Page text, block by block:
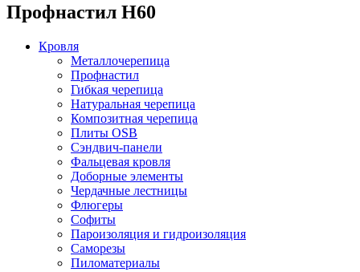
Профнастил Н60
Кровля
Металлочерепица
Профнастил
Гибкая черепица
Натуральная черепица
Композитная черепица
Плиты OSB
Сэндвич-панели
Фальцевая кровля
Доборные элементы
Чердачные лестницы
Флюгеры
Софиты
Пароизоляция и гидроизоляция
Саморезы
Пиломатериалы